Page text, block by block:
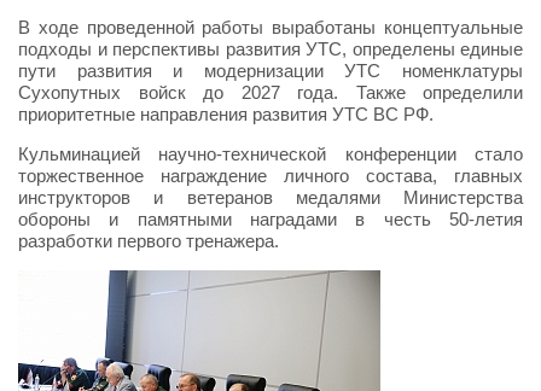
В ходе проведенной работы выработаны концептуальные
подходы и перспективы развития УТС, определены единые
пути развития и модернизации УТС номенклатуры
Сухопутных войск до 2027 года. Также определили
приоритетные направления развития УТС ВС РФ.
Кульминацией научно-технической конференции стало
торжественное награждение личного состава, главных
инструкторов и ветеранов медалями Министерства
обороны и памятными наградами в честь 50-летия
разработки первого тренажера.